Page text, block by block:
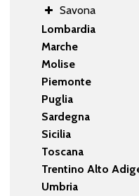
Savona
Lombardia
Marche
Molise
Piemonte
Puglia
Sardegna
Sicilia
Toscana
Trentino Alto
Umbria